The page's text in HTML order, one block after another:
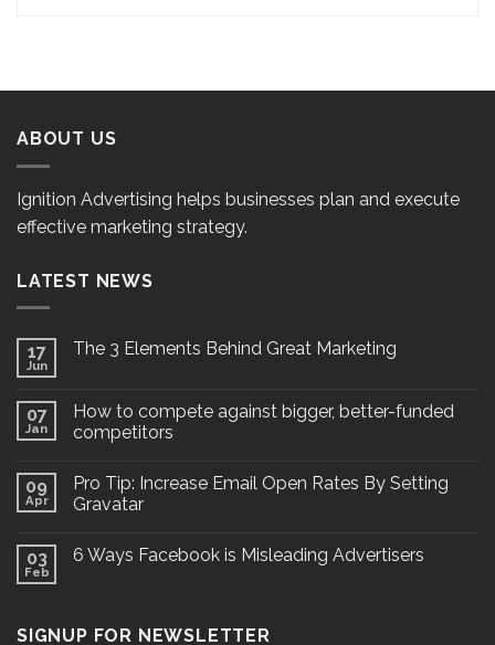
ABOUT US
Ignition Advertising helps businesses plan and execute
effective marketing strategy.
LATEST NEWS
17
Jun
The 3 Elements Behind Great Marketing
07
Jan
How to compete against bigger, better-funded
competitors
09
Apr
Pro Tip: Increase Email Open Rates By Setting
Gravatar
03
Feb
6 Ways Facebook is Misleading Advertisers
SIGNUP FOR NEWSLETTER